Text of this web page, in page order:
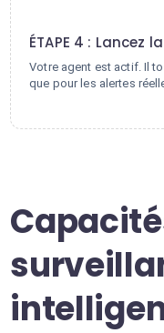
ÉTAPE 4 : Lancez
Votre agent est actif. Il
que pour les alertes